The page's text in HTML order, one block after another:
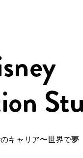
キャリア〜世界で夢